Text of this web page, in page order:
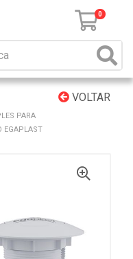
0
VOLTAR
PARA
EGAPLAST